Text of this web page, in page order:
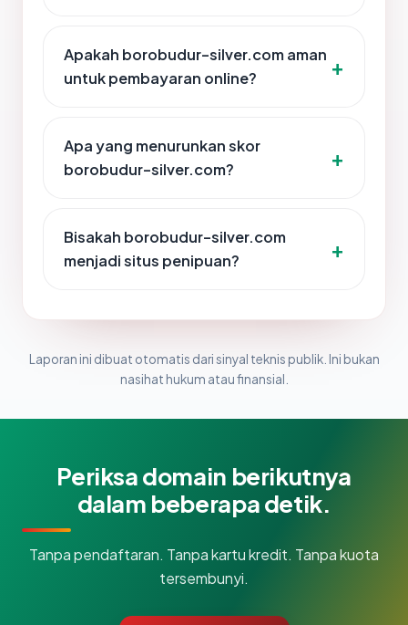
Apakah borobudur-silver.com aman
untuk pembayaran online?
Apa yang menurunkan skor
borobudur-silver.com?
Bisakah borobudur-silver.com
menjadi situs penipuan?
Laporan ini dibuat otomatis dari sinyal teknis publik. Ini bukan
nasihat hukum atau finansial.
Periksa domain berikutnya
dalam beberapa detik.
Tanpa pendaftaran. Tanpa kartu kredit. Tanpa kuota
tersembunyi.